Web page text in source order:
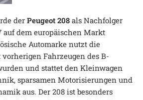
der Peugeot 208 als Nachfolger
auf dem europäischen Markt
Automarke nutzt die
Fahrzeugen des B-
und stattet den Kleinwagen
sparsamen Motorisierungen und
aus. Der 208 ist besonders